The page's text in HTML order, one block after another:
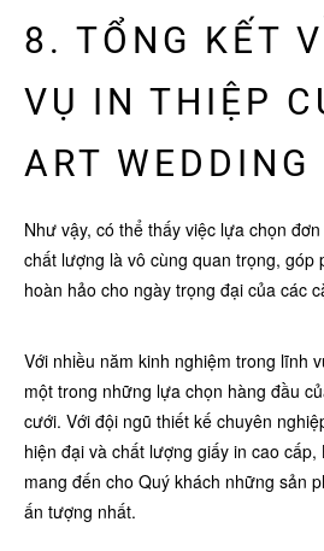
8. TỔNG KẾT
VỤ IN THIỆP
ART WEDDING
Như vậy, có thể thấy việc lựa chọn
chất lượng là vô cùng quan trọng, góp
hoàn hảo cho ngày trọng đại của các
Với nhiều năm kinh nghiệm trong lĩnh
một trong những lựa chọn hàng đầu
cưới. Với đội ngũ thiết kế chuyên
hiện đại và chất lượng giấy in cao
mang đến cho Quý khách những sản
ấn tượng nhất.